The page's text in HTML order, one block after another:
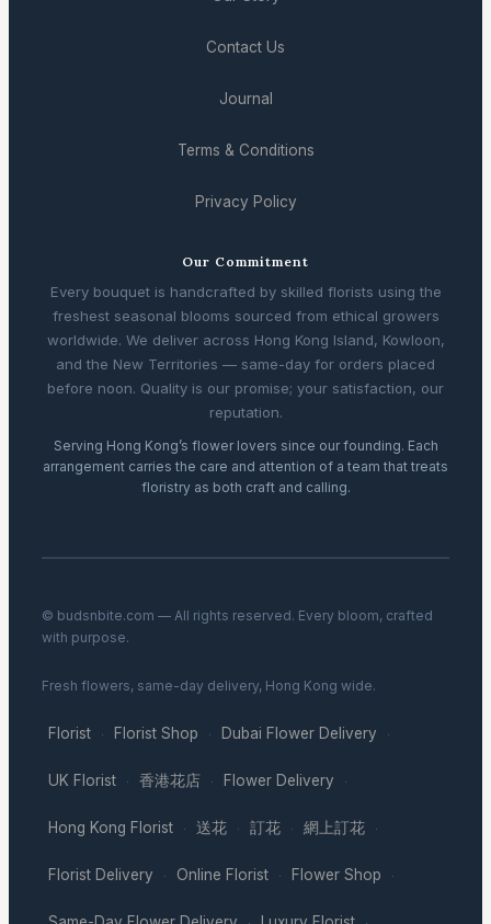
Contact Us
Journal
Terms & Conditions
Privacy Policy
Our Commitment
Every bouquet is handcrafted by skilled florists using the
freshest seasonal blooms sourced from ethical growers
worldwide. We deliver across Hong Kong Island, Kowloon,
and the New Territories — same-day for orders placed
before noon. Quality is our promise; your satisfaction, our
reputation.
Serving Hong Kong’s flower lovers since our founding. Each
arrangement carries the care and attention of a team that treats
floristry as both craft and calling.
© budsnbite.com — All rights reserved. Every bloom, crafted
with purpose.
Fresh flowers, same-day delivery, Hong Kong wide.
Florist · Florist Shop · Dubai Flower Delivery ·
UK Florist · 香港花店 · Flower Delivery ·
Hong Kong Florist · 送花 · 訂花 · 網上訂花 ·
Florist Delivery · Online Florist · Flower Shop ·